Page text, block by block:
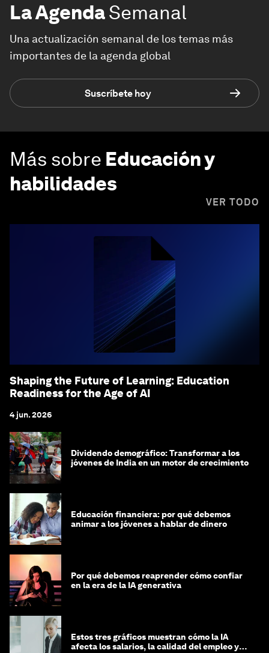
La AgendaSemanal
Una actualización semanal de los temas más
importantes de la agenda global
Suscríbete hoy
Más sobre Educación y
habilidades
VER TODO
Shaping the Future of Learning: Education
Readiness for the Age of AI
4 jun. 2026
Dividendo demográfico: Transformar a los
jóvenes de India en un motor de crecimiento
Educación financiera: por qué debemos
animar a los jóvenes a hablar de dinero
Por qué debemos reaprender cómo confiar
en la era de la IA generativa
Estos tres gráficos muestran cómo la IA
afecta los salarios, la calidad del empleo y